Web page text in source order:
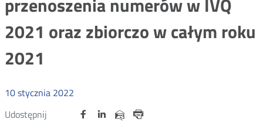
2021 oraz zbiorczo w całym roku
2021
10stycznia 2022
Udostępnij
Udostępnij
Otwórz Udostępnij
na
OtwórzUdostępnij
na
OtwórzUdostępnij
przez